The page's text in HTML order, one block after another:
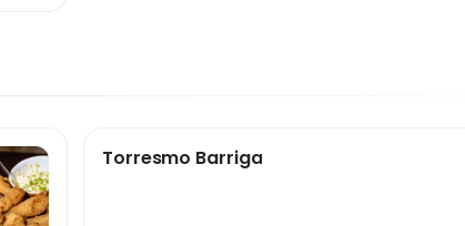
Torresmo Barriga